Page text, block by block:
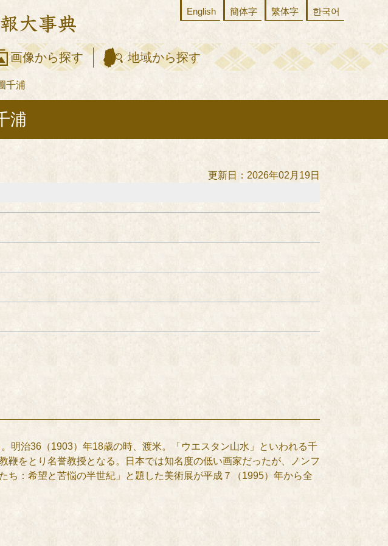
English 簡体字 繁体字 한국어
画像から探す 地域から探す
千浦
浦
更新日：2026年02月19日
明治36（1903）年18歳の時、渡米。「ウエスタン山水」といわれる千
をとり名誉教授となる。日本では知名度の低い画家だったが、ノンフ
ち：希望と苦悩の半世紀」と題した美術展が平成７（1995）年から全